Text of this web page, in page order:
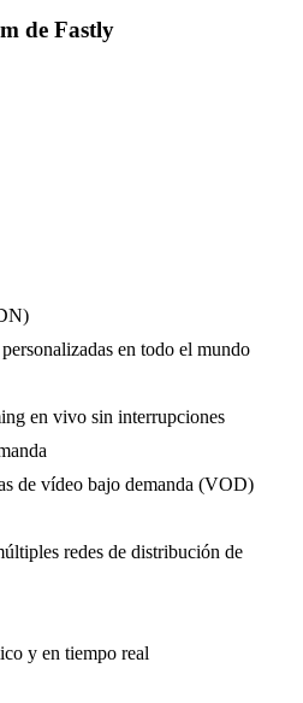
de Fastly
en todo el mundo
en vivo sin interrupciones
de vídeo bajo demanda (VOD)
redes de distribución de
y en tiempo real